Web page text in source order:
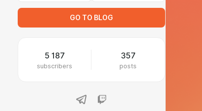
GO TO BLOG
5 187
subscribers
357
posts